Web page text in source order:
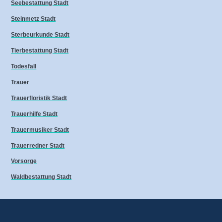
Seebestattung Stadt
Steinmetz Stadt
Sterbeurkunde Stadt
Tierbestattung Stadt
Todesfall
Trauer
Trauerfloristik Stadt
Trauerhilfe Stadt
Trauermusiker Stadt
Trauerredner Stadt
Vorsorge
Waldbestattung Stadt